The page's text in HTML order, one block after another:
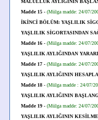
MALULLÜK AYLIĞININ
Madde 15 - (Mülga madde: 24/07/
İKİNCİ BÖLÜM: YAŞLILIK
YAŞLILIK SİGORTASINDAN
Madde 16 - (Mülga madde: 24/07/
YAŞLILIK AYLIĞINDAN
Madde 17 - (Mülga madde: 24/07/
YAŞLILIK AYLIĞININ
Madde 18 - (Mülga madde : 24/07/
YAŞLILIK AYLIĞININ
Madde 19 - (Mülga madde: 24/07/
YAŞLILIK AYLIĞININ